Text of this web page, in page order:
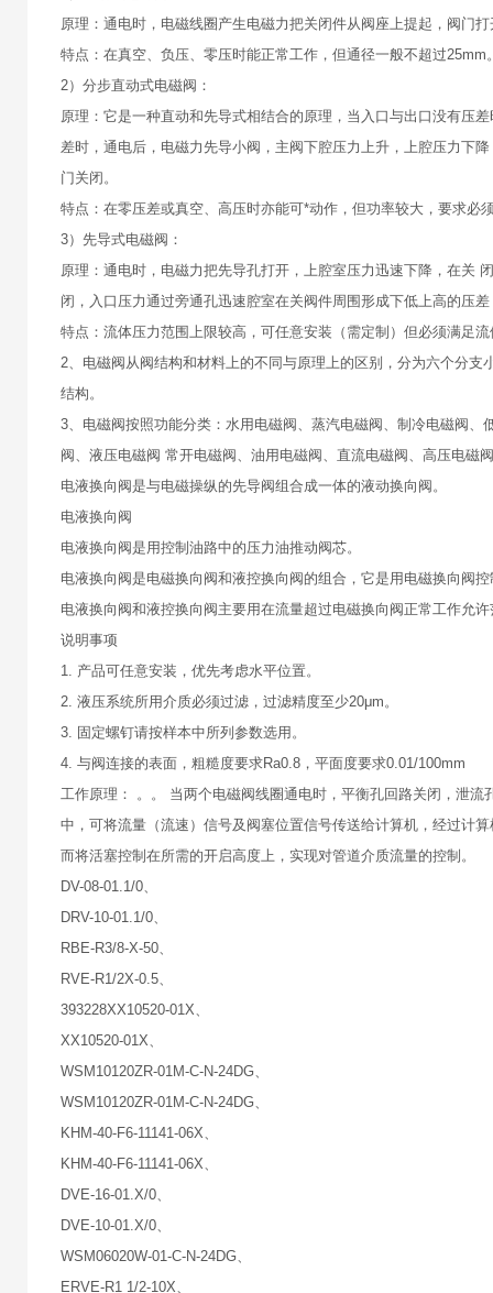
原理：通电时，电磁线圈产生电磁力把关闭件从阀座上提起，阀门
特点：在真空、负压、零压时能正常工作，但通径一般不超过25mm
2）分步直动式电磁阀：
原理：它是一种直动和先导式相结合的原理，当入口与出口没有压
差时，通电后，电磁力先导小阀，主阀下腔压力上升，上腔压力下
门关闭。
特点：在零压差或真空、高压时亦能可*动作，但功率较大，要求必
3）先导式电磁阀：
原理：通电时，电磁力把先导孔打开，上腔室压力迅速下降，在关
闭，入口压力通过旁通孔迅速腔室在关阀件周围形成下低上高的压
特点：流体压力范围上限较高，可任意安装（需定制）但必须满足
2、电磁阀从阀结构和材料上的不同与原理上的区别，分为六个分
结构。
3、电磁阀按照功能分类：水用电磁阀、蒸汽电磁阀、制冷电磁阀
阀、液压电磁阀 常开电磁阀、油用电磁阀、直流电磁阀、高压电磁
电液换向阀是与电磁操纵的先导阀组合成一体的液动换向阀。
电液换向阀
电液换向阀是用控制油路中的压力油推动阀芯。
电液换向阀是电磁换向阀和液控换向阀的组合，它是用电磁换向阀
电液换向阀和液控换向阀主要用在流量超过电磁换向阀正常工作允
说明事项
1. 产品可任意安装，优先考虑水平位置。
2. 液压系统所用介质必须过滤，过滤精度至少20μm。
3. 固定螺钉请按样本中所列参数选用。
4. 与阀连接的表面，粗糙度要求Ra0.8，平面度要求0.01/100mm
工作原理： 。。 当两个电磁阀线圈通电时，平衡孔回路关闭，泄
中，可将流量（流速）信号及阀塞位置信号传送给计算机，经过计
而将活塞控制在所需的开启高度上，实现对管道介质流量的控制。
DV-08-01.1/0、
DRV-10-01.1/0、
RBE-R3/8-X-50、
RVE-R1/2X-0.5、
393228XX10520-01X、
XX10520-01X、
WSM10120ZR-01M-C-N-24DG、
WSM10120ZR-01M-C-N-24DG、
KHM-40-F6-11141-06X、
KHM-40-F6-11141-06X、
DVE-16-01.X/0、
DVE-10-01.X/0、
WSM06020W-01-C-N-24DG、
ERVE-R1 1/2-10X、